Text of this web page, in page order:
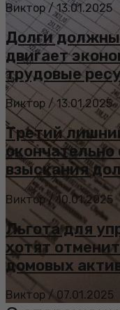
Виктор / 13.01.2025
Долги должны
двигает
трудовые
Виктор / 13.01.2025
Третий
окончательно
взыскания
Виктор / 10.01.2025
Льгота для
хотят
домовых
Виктор / 07.01.2025